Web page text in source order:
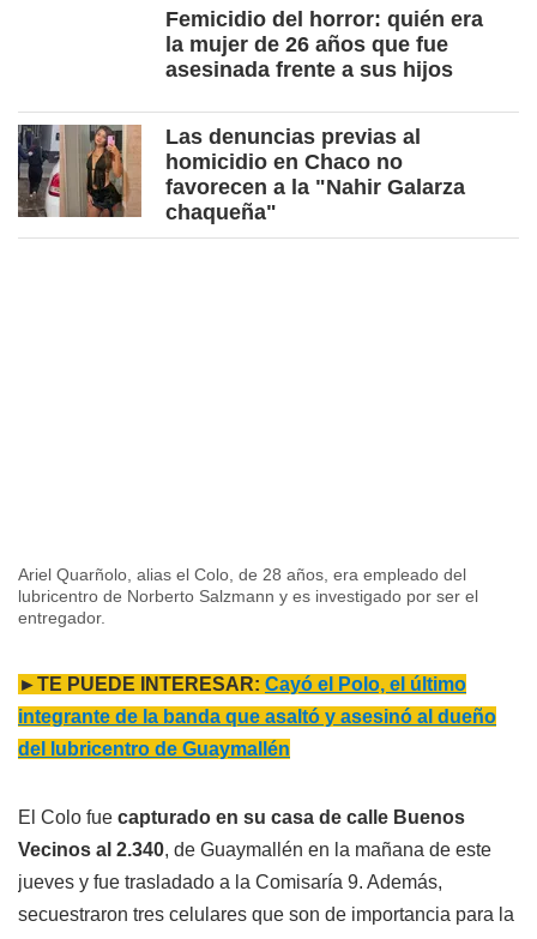
Femicidio del horror: quién era
la mujer de 26 años que fue
asesinada frente a sus hijos
Las denuncias previas al
homicidio en Chaco no
favorecen a la "Nahir Galarza
chaqueña"
Ariel Quarñolo, alias el Colo, de 28 años, era empleado del
lubricentro de Norberto Salzmann y es investigado por ser el
entregador.
►TE PUEDE INTERESAR: Cayó el Polo, el último
integrante de la banda que asaltó y asesinó al dueño
del lubricentro de Guaymallén
El Colo fue capturado en su casa de calle Buenos
Vecinos al 2.340, de Guaymallén en la mañana de este
jueves y fue trasladado a la Comisaría 9. Además,
secuestraron tres celulares que son de importancia para la